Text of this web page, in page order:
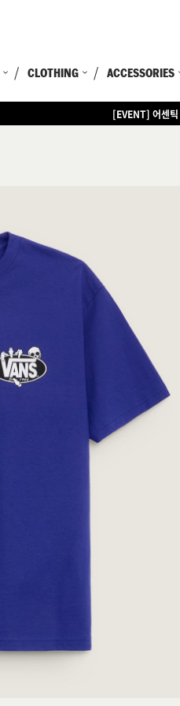
CLOTHING ACCESSORIES
[EVENT] 어센틱